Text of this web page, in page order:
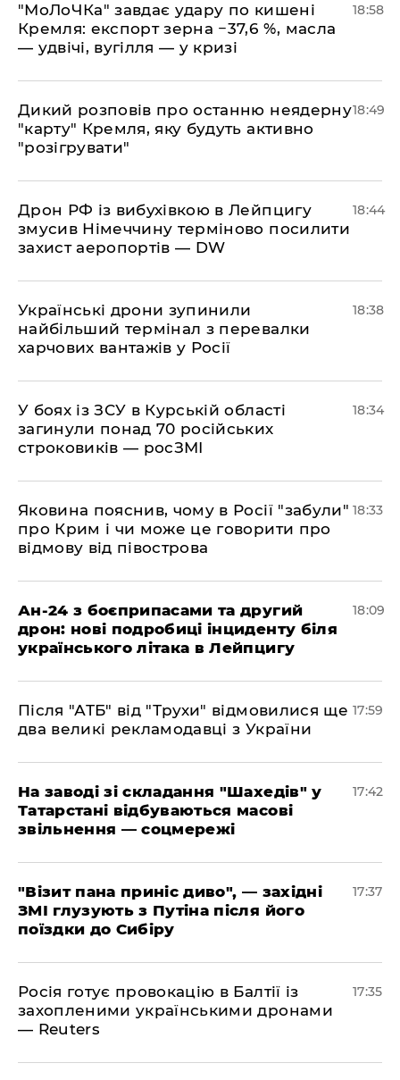
​"МоЛоЧКа" завдає удару по кишені
Кремля: експорт зерна −37,6 %, масла
— удвічі, вугілля — у кризі
18:58
​Дикий розповів про останню неядерну
"карту" Кремля, яку будуть активно
"розігрувати"
18:49
​Дрон РФ із вибухівкою в Лейпцигу
змусив Німеччину терміново посилити
захист аеропортів — DW
18:44
​Українські дрони зупинили
найбільший термінал з перевалки
харчових вантажів у Росії
18:38
​У боях із ЗСУ в Курській області
загинули понад 70 російських
строковиків — росЗМІ
18:34
​Яковина пояснив, чому в Росії "забули"
про Крим і чи може це говорити про
відмову від півострова
18:33
​Ан-24 з боєприпасами та другий
дрон: нові подробиці інциденту біля
українського літака в Лейпцигу
18:09
​Після "АТБ" від "Трухи" відмовилися ще
два великі рекламодавці з України
17:59
​На заводі зі складання "Шахедів" у
Татарстані відбуваються масові
звільнення — соцмережі
17:42
"Візит пана приніс диво", — західні
ЗМІ глузують з Путіна після його
поїздки до Сибіру
17:37
Росія готує провокацію в Балтії із
захопленими українськими дронами
— Reuters
17:35